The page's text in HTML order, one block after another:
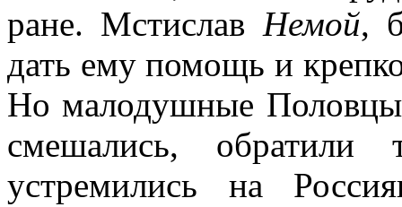
ране. Мстислав Немой,
дать ему помощь и
Но малодушные
смешались, обратили
устремились на